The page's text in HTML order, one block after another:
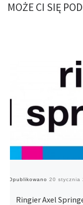
MOŻE CI SIĘ
Opublikowano 20 stycznia
Ringier Axel